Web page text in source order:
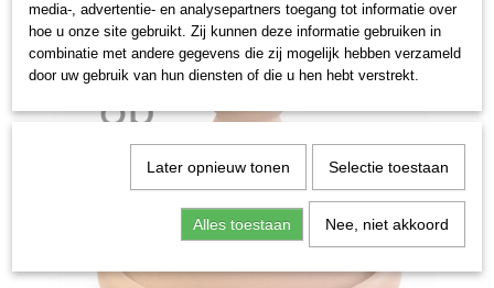
media-, advertentie- en analysepartners toegang tot informatie over
hoe u onze site gebruikt. Zij kunnen deze informatie gebruiken in
combinatie met andere gegevens die zij mogelijk hebben verzameld
door uw gebruik van hun diensten of die u hen hebt verstrekt.
Later opnieuw tonen Selectie toestaan
Alles toestaan Nee, niet akkoord